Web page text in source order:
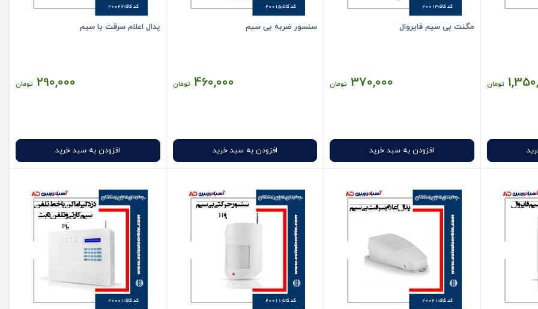
تومان
مگنت بی سیم فایروال
370,000 تومان
افزودن به سبد خرید
سنسور ضربه بی سیم
460,000 تومان
افزودن به سبد خرید
پدال اعلام سرقت با سیم
290,000 تومان
افزودن به سبد خرید